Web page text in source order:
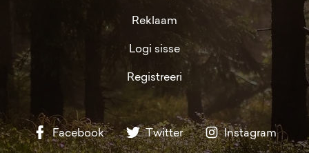
Reklaam
Logi sisse
Registreeri
Facebook Twitter Instagram